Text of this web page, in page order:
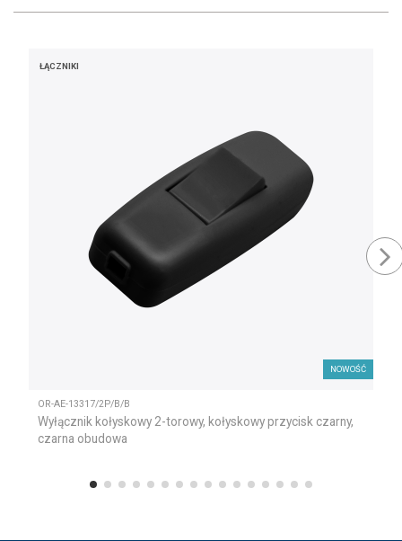
ŁĄCZNIKI
NOWOŚĆ
OR-AE-13317/2P/B/B
Wyłącznik kołyskowy 2-torowy, kołyskowy przycisk czarny,
czarna obudowa